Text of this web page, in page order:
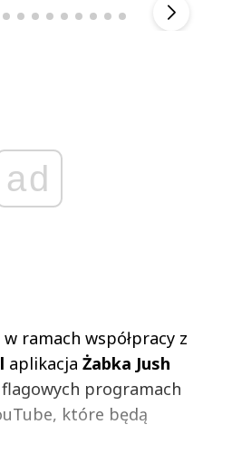
ad
ramach współpracy z
aplikacja Żabka Jush
programach
które będą